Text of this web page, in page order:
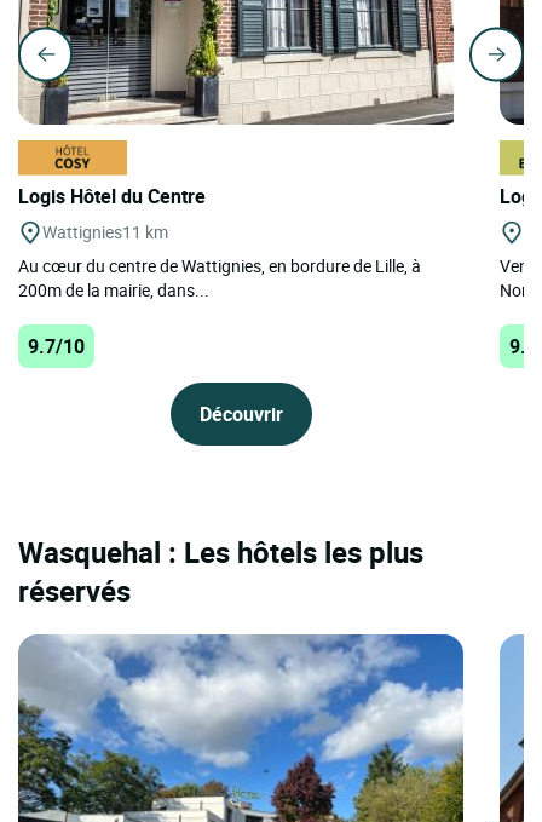
Logis Hôtel du Centre
Wattignies11 km
Au cœur du centre de Wattignies, en bordure de Lille, à
200m de la mairie, dans...
9.7/10
Découvrir
Wasquehal : Les hôtels les plus
réservés